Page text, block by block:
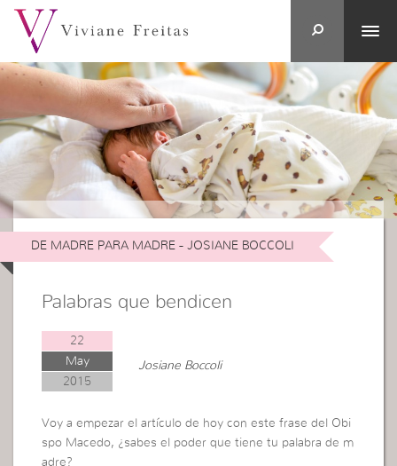
DE MADRE PARA MADRE - JOSIANE BOCCOLI
Palabras que bendicen
22
May
2015
Josiane Boccoli
Voy a empezar el artículo de hoy con este frase del Obi
spo Macedo, ¿sabes el poder que tiene tu palabra de m
adre?